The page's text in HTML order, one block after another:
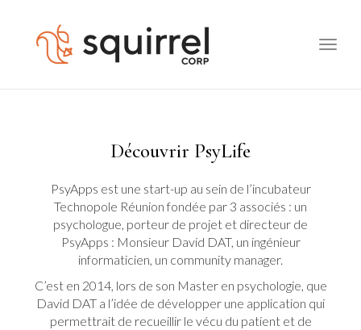
Toggle
Découvrir PsyLife
PsyApps est une start-up au sein de l’incubateur
Technopole Réunion fondée par 3 associés : un
psychologue, porteur de projet et directeur de
PsyApps : Monsieur David DAT, un ingénieur
informaticien, un community manager.
C’est en 2014, lors de son Master en psychologie, que
David DAT a l’idée de développer une application qui
permettrait de recueillir le vécu du patient et de